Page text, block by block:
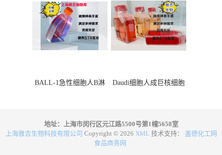
BALL-1急性细胞人B淋
Daudi细胞人成巨核细胞
地址：上海市闵行区元江路5500号第1幢5658室
上海雅吉生物科技有限公司 Copyright © 2026 XML 技术支持： 盖德化工网
食品商务网